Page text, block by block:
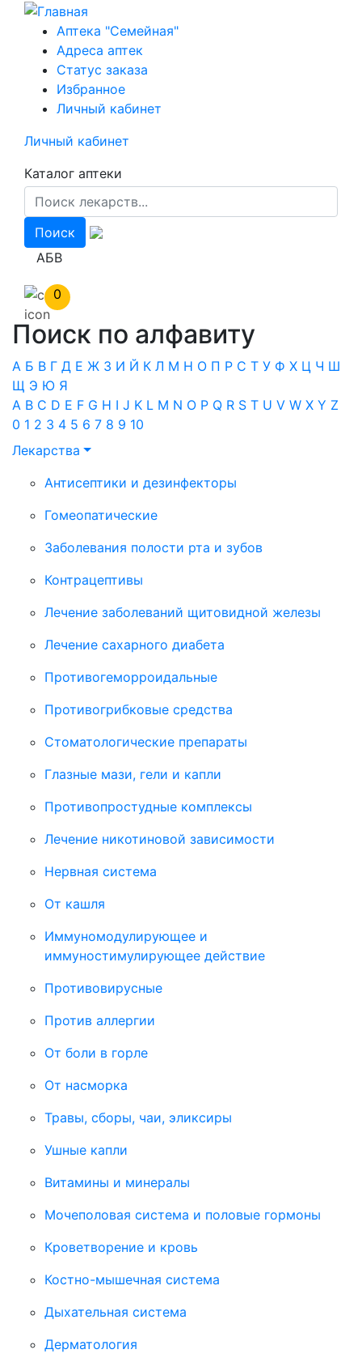
Перейти
основному
содержанию
Аптека "Семейная"
Адреса аптек
Статус заказа
Избранное
Личный кабинет
Личный кабинет
Каталог аптеки
АБВ
0
Поиск по алфавиту
А Б В Г Д Е Ж З И Й К Л М Н О П Р С Т У Ф Х Ц Ч Ш
Щ Э Ю Я
A B C D E F G H I J K L M N O P Q R S T U V W X Y Z
0 1 2 3 4 5 6 7 8 9 10
Лекарства
Антисептики и дезинфекторы
Гомеопатические
Заболевания полости рта и зубов
Контрацептивы
Лечение заболеваний щитовидной железы
Лечение сахарного диабета
Противогеморроидальные
Противогрибковые средства
Стоматологические препараты
Глазные мази, гели и капли
Противопростудные комплексы
Лечение никотиновой зависимости
Нервная система
От кашля
Иммуномодулирующее и
иммуностимулирующее действие
Противовирусные
Против аллергии
От боли в горле
От насморка
Травы, сборы, чаи, эликсиры
Ушные капли
Витамины и минералы
Мочеполовая система и половые гормоны
Кроветворение и кровь
Костно-мышечная система
Дыхательная система
Дерматология